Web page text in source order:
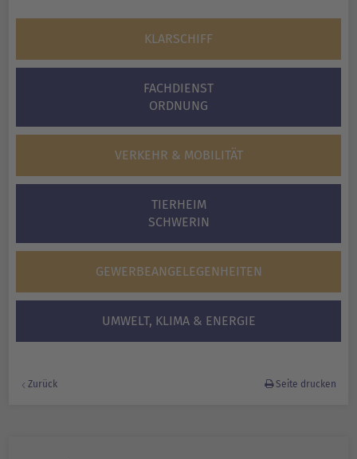
KLARSCHIFF
FACHDIENST
ORDNUNG
VERKEHR & ­MOBILITÄT
TIERHEIM
SCHWERIN
GEWERBE­ANGELEGENHEITEN
UMWELT, KLIMA & ENERGIE
Zurück Seite drucken